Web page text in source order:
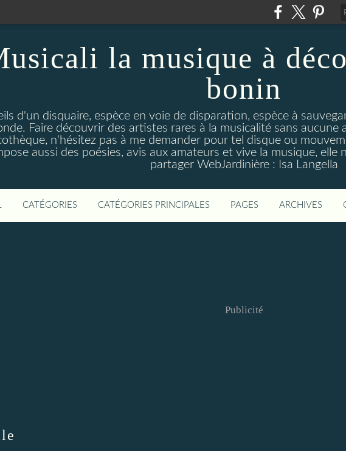
la musique à
bonin
d'un disquaire, espèce en voie de disparation, espèce à
Faire découvrir des artistes rares à la musicalité sans aucune
n'hésitez pas à me demander pour tel disque ou
aussi des poésies, avis aux amateurs et vive la musique,
partager WebJardinière : Isa Langella
CATÉGORIES CATÉGORIES PRINCIPALES PAGES ARCHIVES
Publicité